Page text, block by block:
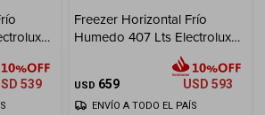
539
Freezer Horizontal Frío
Humedo 407 Lts Electrolux
USD 659 USD 593
ENVÍO A TODO EL PAÍS